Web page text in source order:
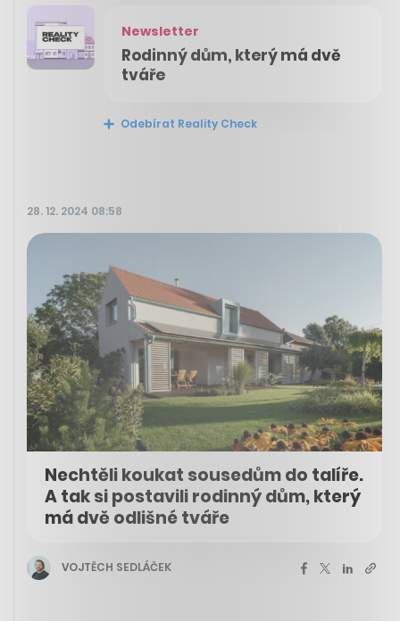
Newsletter
Rodinný dům, který má dvě
tváře
Odebírat Reality Check
28. 12. 2024 08:58
Nechtěli koukat sousedům do talíře.
A tak si postavili rodinný dům, který
má dvě odlišné tváře
VOJTĚCH SEDLÁČEK